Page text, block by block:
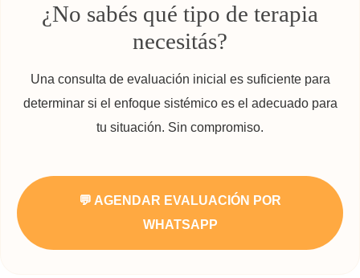
¿No sabés qué tipo de terapia
necesitás?
Una consulta de evaluación inicial es suficiente para
determinar si el enfoque sistémico es el adecuado para
tu situación. Sin compromiso.
💬 AGENDAR EVALUACIÓN POR
WHATSAPP